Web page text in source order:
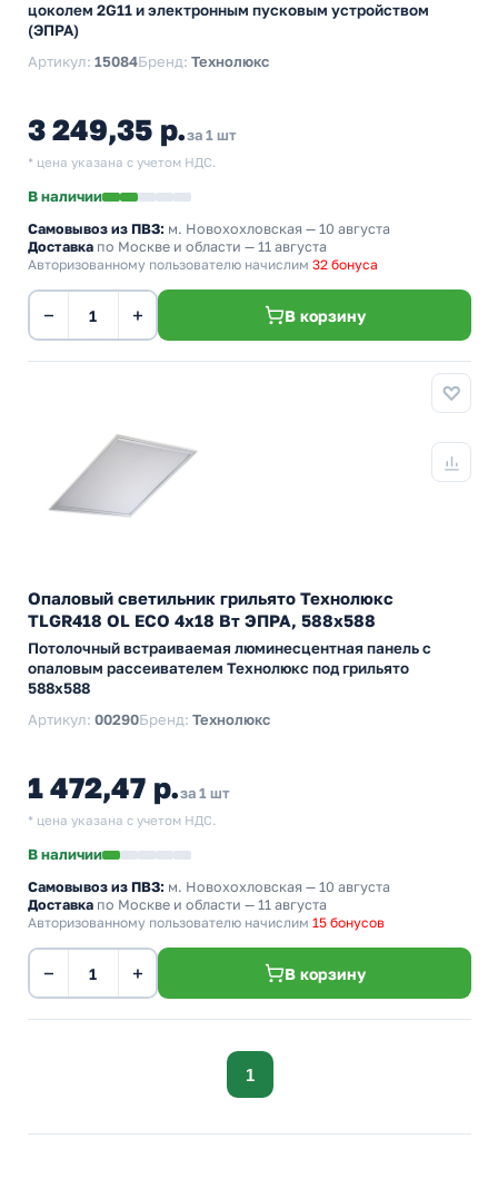
цоколем 2G11 и электронным пусковым устройством
(ЭПРА)
Артикул: 15084Бренд: Технолюкс
3 249,35 р.за 1 шт
* цена указана с учетом НДС.
В наличии
Самовывоз из ПВЗ: м. Новохохловская — 10 августа
Доставка по Москве и области — 11 августа
Авторизованному пользователю начислим 32 бонуса
− + В корзину
Опаловый светильник грильято Технолюкс
TLGR418 OL ECO 4х18 Вт ЭПРА, 588х588
Потолочный встраиваемая люминесцентная панель с
опаловым рассеивателем Технолюкс под грильято
588х588
Артикул: 00290Бренд: Технолюкс
1 472,47 р.за 1 шт
* цена указана с учетом НДС.
В наличии
Самовывоз из ПВЗ: м. Новохохловская — 10 августа
Доставка по Москве и области — 11 августа
Авторизованному пользователю начислим 15 бонусов
− + В корзину
1